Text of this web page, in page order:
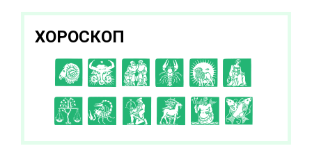
ХОРОСКОП
C D EFGH
I J K L A B